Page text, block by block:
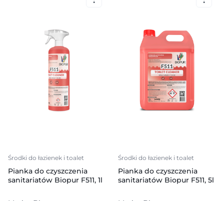
Środki do łazienek i toalet
Pianka do czyszczenia
sanitariatów Biopur F511, 1l
Środki do łazienek i toalet
Pianka do czyszczenia
sanitariatów Biopur F511, 5l